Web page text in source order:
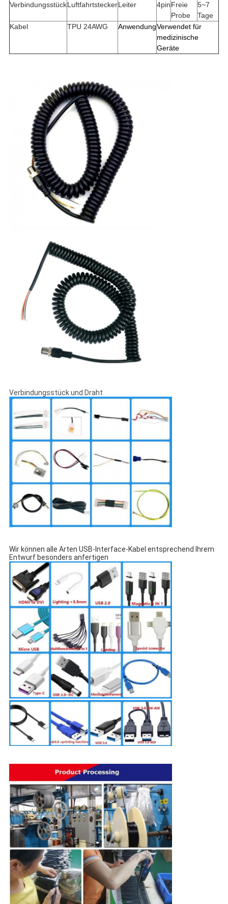
VerbindungsstückLuftfahrtsteckerLeiter 4pinFreie
Probe
5~7
Tage
Kabel
TPU 24AWG AnwendungVerwendet für
medizinische
Geräte
Verbindungsstück und Draht
Wir können alle Arten USB-Interface-Kabel entsprechend Ihrem
Entwurf besonders anfertigen